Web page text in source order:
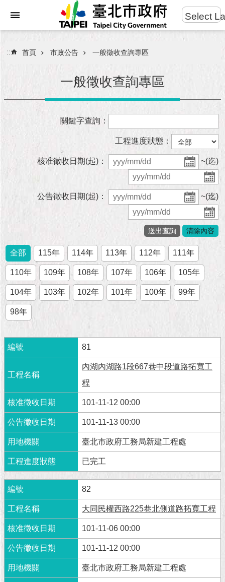
進
搜
市
隊
公
告
施
政
願
景
成
果
市
資
料
館
發
現
臺
活
動
題
館
與
民
Select
::: 首頁 市政公告 一般徵收查詢專區
一般徵收查詢專區
關鍵字查詢：
工程進度狀態：
核准徵收日期(起)： ~(迄)
公告徵收日期(起)： ~(迄)
全部 115年 114年 113年 112年 111年
110年 109年 108年 107年 106年 105年
104年 103年 102年 101年 100年 99年
98年
81
內湖內湖路1段667巷中段道路拓寬工
程
101-11-12 00:00
101-11-13 00:00
臺北市政府工務局新建工程處
已完工
82
大同民權西路225巷北側道路拓寬工程
101-11-06 00:00
101-11-12 00:00
臺北市政府工務局新建工程處